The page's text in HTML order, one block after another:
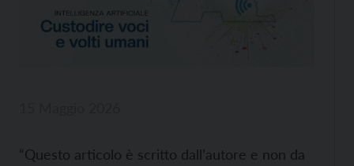
“Questo articolo è scritto dall’autore e non da